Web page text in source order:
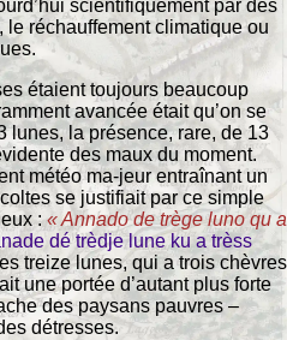
scientifiquement par des
le réchauffement climatique ou
étaient toujours beaucoup
avancée était qu’on se
lunes, la présence, rare, de 13
des maux du moment.
météo ma-jeur entraînant un
se justifiait par ce simple
:« Annado de trège luno qu a
dé trèdje lune ku a trèss
treize lunes, qui a trois chèvres
une portée d’autant plus forte
des paysans pauvres –
détresses.